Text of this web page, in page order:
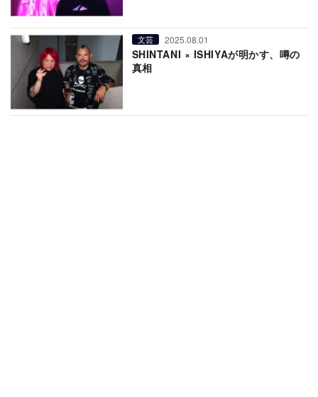
文芸 2025.08.01
SHINTANI × ISHIYAが明かす、噂の
真相